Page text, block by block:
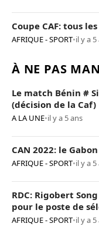
Coupe CAF: tous
AFRIQUE - SPORT•il y a 5
À NE PAS
Le match Bénin #
(décision de la Caf)
A LA UNE•il y a 5 ans
CAN 2022: le
AFRIQUE - SPORT•il y a 5
RDC: Rigobert
pour le poste de
AFRIQUE - SPORT•il y a 5